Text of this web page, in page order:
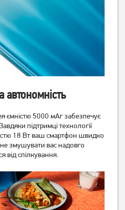
Смартфон Xiaomi Redmi
Note 14 Pro+ 5G 8/256Gb
16 229
Note 14 Pro+ 5G 8/256Gb
Midnight Black (Global)
17 909грн
16 229грн
автономність
ємністю 5000 мАг забезпечує
підтримці технології
18 Вт ваш смартфон швидко
змушувати вас надовго
від спілкування.